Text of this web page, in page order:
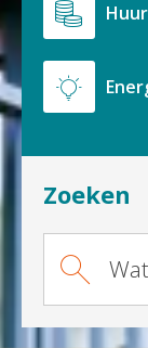
Zoeken
Wat is uw